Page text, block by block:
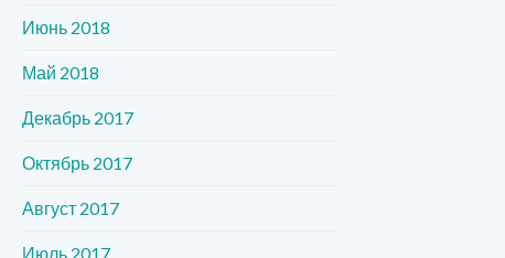
Июнь 2018
Май 2018
Декабрь 2017
Октябрь 2017
Август 2017
Июль 2017